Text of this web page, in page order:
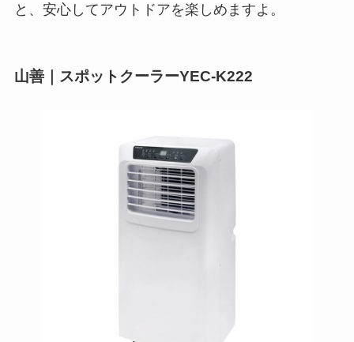
と、安心してアウトドアを楽しめますよ。
山善｜スポットクーラーYEC-K222